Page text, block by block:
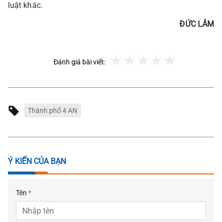
luật khác.
ĐỨC LÂM
Đánh giá bài viết:
Thành phố 4 AN
Ý KIẾN CỦA BẠN
Tên *